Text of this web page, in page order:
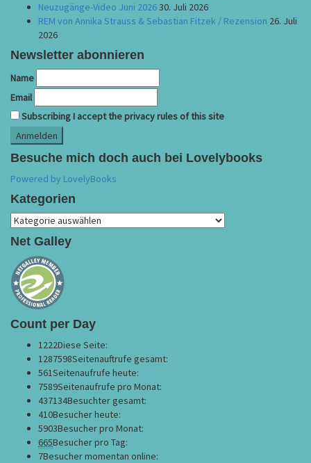
Neuzugänge-Video Juni 202630. Juli 2026
REM von Annika Strauss & Sebastian Fitzek / Rezension 26. Juli
2026
Newsletter abonnieren
Name
Email
Subscribing I accept the privacy rules of this site
Besuche mich doch auch bei Lovelybooks
Powered by LovelyBooks
Kategorien
Kategorien
Net Galley
Count per Day
1222Diese Seite:
1287598Seitenauftrufe gesamt:
561Seitenaufrufe heute:
7589Seitenaufrufe pro Monat:
437134Besuchter gesamt:
410Besucher heute:
5903Besucher pro Monat:
665Besucher pro Tag:
7Besucher momentan online: